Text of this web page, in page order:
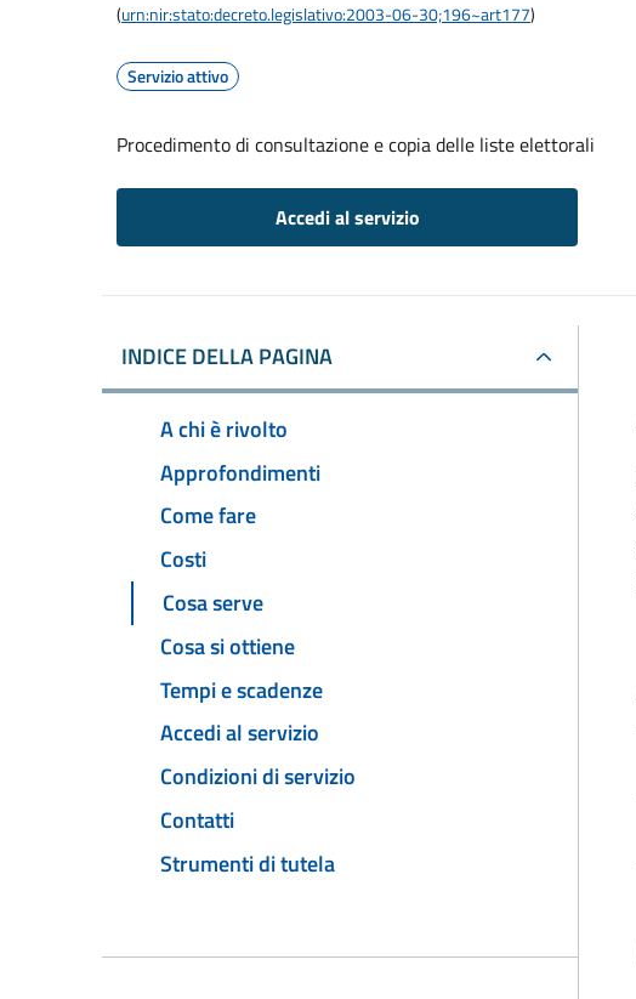
(urn:nir:stato:decreto.legislativo:2003-06-30;196~art177)
Servizio attivo
Procedimento di consultazione e copia delle liste elettorali
Accedi al servizio
INDICE DELLA PAGINA
A chi è rivolto
Approfondimenti
Come fare
Costi
Cosa serve
Cosa si ottiene
Tempi e scadenze
Accedi al servizio
Condizioni di servizio
Contatti
Strumenti di tutela